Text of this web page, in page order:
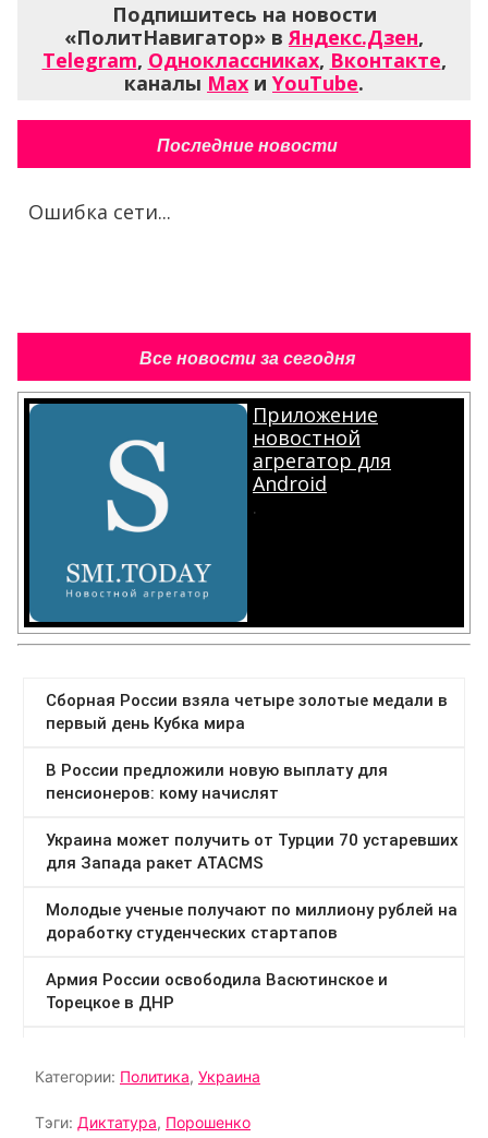
Подпишитесь на новости
«ПолитНавигатор» вЯндекс.Дзен,
Telegram, Одноклассниках, Вконтакте,
каналы Max и YouTube.
Последние новости
Ошибка сети...
Все новости за сегодня
Приложение
новостной
агрегатор для
Android
.
Категории: Политика, Украина
Тэги: Диктатура, Порошенко